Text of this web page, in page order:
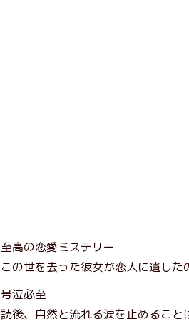
至高の恋愛ミステリー
この世を去った彼女が恋人に遺した
号泣必至
読後、自然と流れる涙を止めること